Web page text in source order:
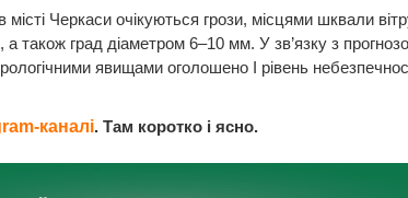
місті Черкаси очікуються грози, місцями шквали
також град діаметром 6–10 мм. У зв’язку з
явищами оголошено І рівень
каналі. Там коротко і ясно.